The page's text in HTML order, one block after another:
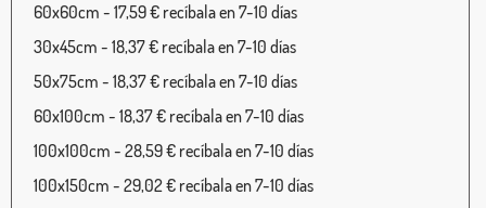
60x60cm - 17,59 € recíbala en 7-10 días
30x45cm - 18,37 € recíbala en 7-10 días
50x75cm - 18,37 € recíbala en 7-10 días
60x100cm - 18,37 € recíbala en 7-10 días
100x100cm - 28,59 € recíbala en 7-10 días
100x150cm - 29,02 € recíbala en 7-10 días